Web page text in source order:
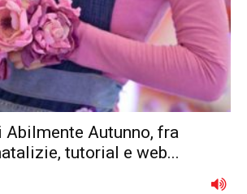
Abilmente Autunno, fra
tutorial e web...